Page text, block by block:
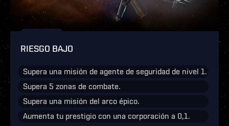
RIESGO BAJO
Supera una misión de agente de seguridad de nivel 1.
Supera 5 zonas de combate.
Supera una misión del arco épico.
Aumenta tu prestigio con una corporación a 0,1.